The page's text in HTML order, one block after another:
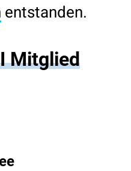
entstanden.
Mitglied